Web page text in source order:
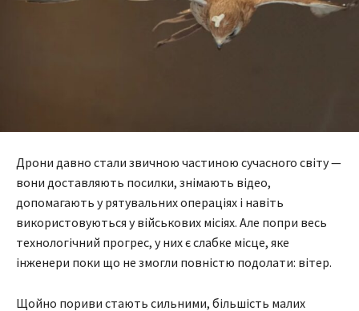
Дрони давно стали звичною частиною сучасного світу —
вони доставляють посилки, знімають відео,
допомагають у рятувальних операціях і навіть
використовуються у військових місіях. Але попри весь
технологічний прогрес, у них є слабке місце, яке
інженери поки що не змогли повністю подолати: вітер.
Щойно пориви стають сильними, більшість малих